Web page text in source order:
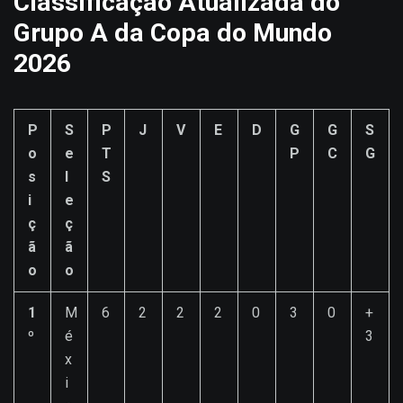
Grupo A da Copa do Mundo
2026
P
o
s
i
ç
ã
o
S
e
e
ç
ã
o
P
T
S
J V E D
G
P
G
C
S
G
1
º
M
é
x
i
6 2 2 2 0 3 0
+
3